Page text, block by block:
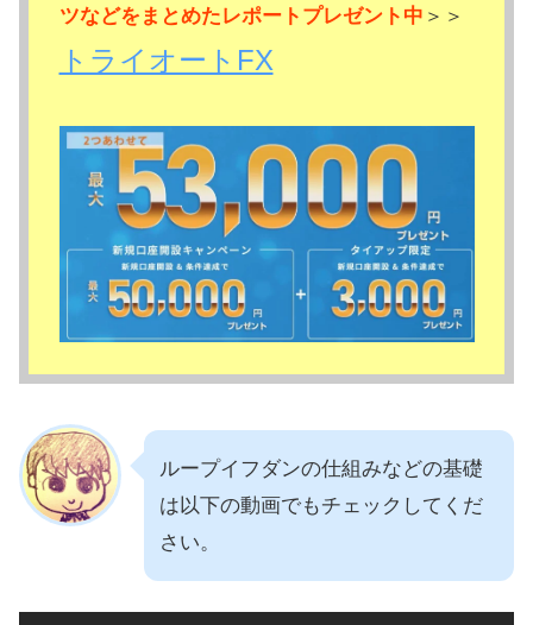
ツなどをまとめたレポートプレゼント中 ＞＞
トライオートFX
ループイフダンの仕組みなどの基礎
は以下の動画でもチェックしてくだ
さい。